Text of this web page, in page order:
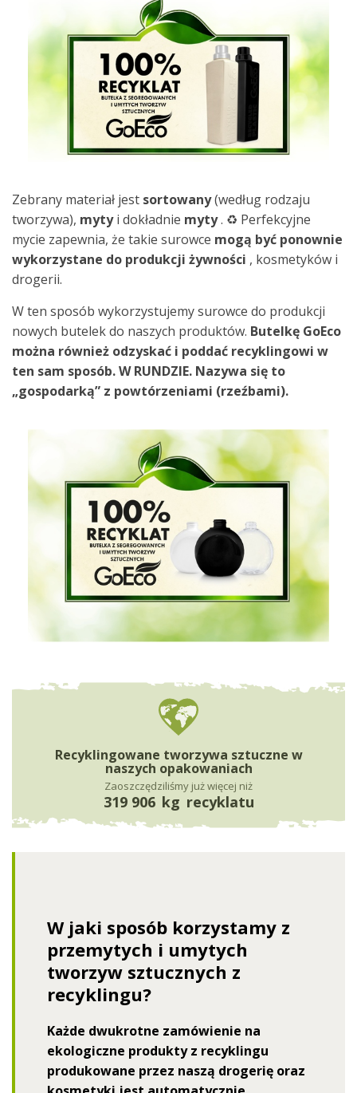
Zebrany materiał jest sortowany(według rodzaju
tworzywa), mytyi dokładnie myty. ♻️ Perfekcyjne
mycie zapewnia, że ​​takie surowce mogą być ponownie
wykorzystane do produkcji żywności , kosmetyków i
drogerii.
W ten sposób wykorzystujemy surowce do produkcji
nowych butelek do naszych produktów. Butelkę GoEco
można również odzyskać i poddać recyklingowi w
ten sam sposób.W RUNDZIE. Nazywa się to
„gospodarką” z powtórzeniami (rzeźbami).
Recyklingowane tworzywa sztuczne w
naszych opakowaniach
Zaoszczędziliśmy już więcej niż
319 906 kg recyklatu
W jaki sposób korzystamy z
przemytych i umytych
tworzyw sztucznych z
recyklingu?
Każde dwukrotne zamówienie na
ekologiczne produkty z recyklingu
produkowane przez naszą drogerię oraz